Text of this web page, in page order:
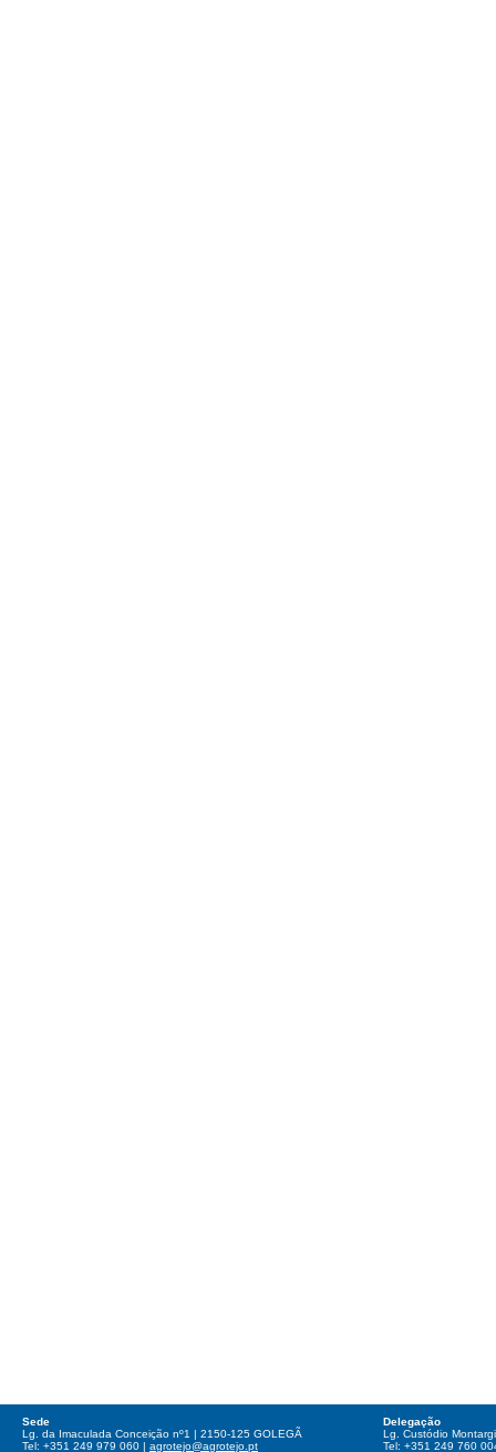
Sede
Lg. da Imaculada Conceição nº1 | 2150-125 GOLEGÃ
Tel: +351 249 979 060 | agrotejo@agrotejo.pt
Delegação
Lg. Custódio
Tel: +351 249 760